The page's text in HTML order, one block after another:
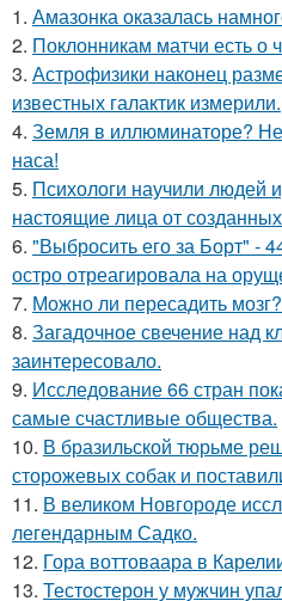
1. Амазонка оказалась
2. Поклонникам матчи есть о
3. Астрофизики наконец
известных галактик измерили.
4. Земля в иллюминаторе?
наса!
5. Психологи научили людей
настоящие лица от
6. "Выбросить его за Борт" -
остро отреагировала на
7. Можно ли пересадить мозг?
8. Загадочное свечение над
заинтересовало.
9. Исследование 66 стран
самые счастливые общества.
10. В бразильской тюрьме
сторожевых собак и
11. В великом Новгороде
легендарным Садко.
12. Гора воттоваара в
13. Тестостерон у мужчин